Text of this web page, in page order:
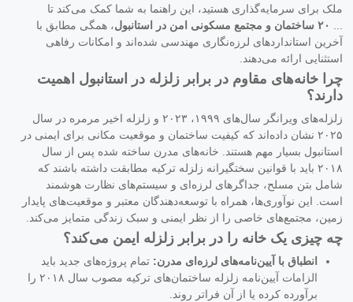
ملک برای سرمایه‌گذاری هستید، این راهنما به شما کمک می‌کند تا
۲۰ ساختمان و مجتمع مسکونی امن در استانبول
، همگی مطابق با
آخرین استانداردهای لرزه‌نگاری مهندسی شده‌اند و امکانات رفاهی
استثنایی ارائه می‌دهند.
چرا خانه‌های مقاوم در برابر زلزله در استانبول اهمیت
دارند؟
زلزله‌های ویرانگر سال‌های ۱۹۹۹، ۲۰۲۳ و زلزله اخیر مرمره در سال
۲۰۲۵ نشان داده‌اند که کیفیت ساختمان و موقعیت مکانی برای ایمنی در
استانبول بسیار مهم هستند. خانه‌های مدرن ساخته شده پس از سال
۲۰۱۸ باید با قوانین سختگیرانه زلزله ترکیه مطابقت داشته باشند که
شامل بتن مسلح، جداگرهای لرزه‌ای و سیستم‌های نظارت هوشمند
است. این نوآوری‌ها، همراه با توسعه‌دهندگان معتبر و موقعیت‌های پایدار
زمین، مجتمع‌های خاصی را از نظر ایمنی و سبک زندگی متمایز می‌کند.
چه چیزی یک خانه را در برابر زلزله ایمن می‌کند؟
انطباق با آیین‌نامه‌های لرزه‌ای مدرن: تمام پروژه‌های جدید باید
الزامات آیین‌نامه زلزله ساختمان‌های ترکیه مصوب سال ۲۰۱۸ را
برآورده کرده یا از آن فراتر روند.